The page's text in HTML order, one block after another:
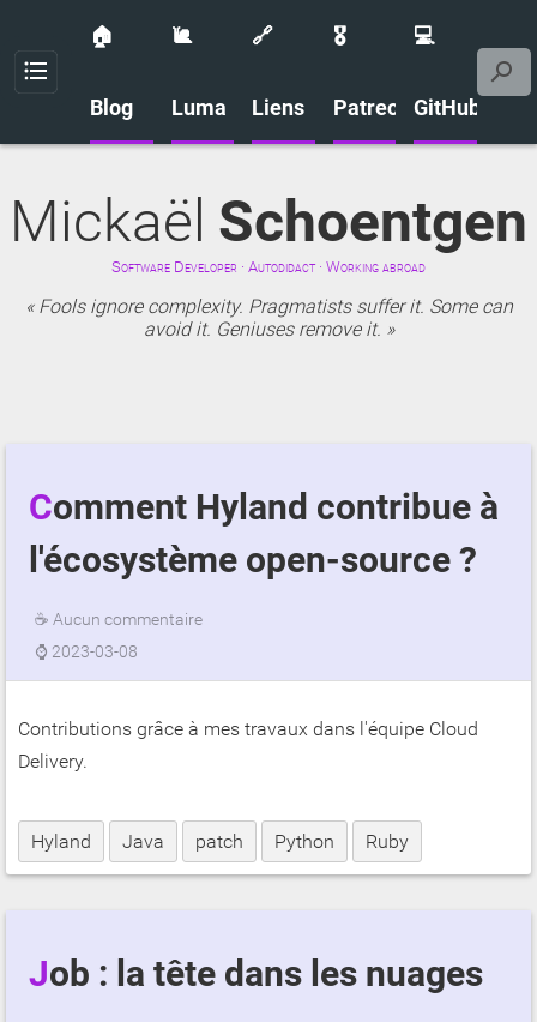
Menu
🏠
Blog
🐌
Luma
🔗
Liens
🎖️
Patreon
💻
GitHub
Mickaël Schoentgen
Software Developer · Autodidact · Working abroad
Fools ignore complexity. Pragmatists suffer it. Some can
avoid it. Geniuses remove it.
Comment Hyland contribue à
l'écosystème open-source ?
☕ Aucun commentaire
⌚ 2023-03-08
Contributions grâce à mes travaux dans l'équipe Cloud
Delivery.
Hyland Java patch Python Ruby
Job : la tête dans les nuages